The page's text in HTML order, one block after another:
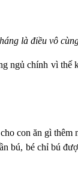
là điều vô
ngủ chính vì
con ăn gì
bú, bé chỉ bú